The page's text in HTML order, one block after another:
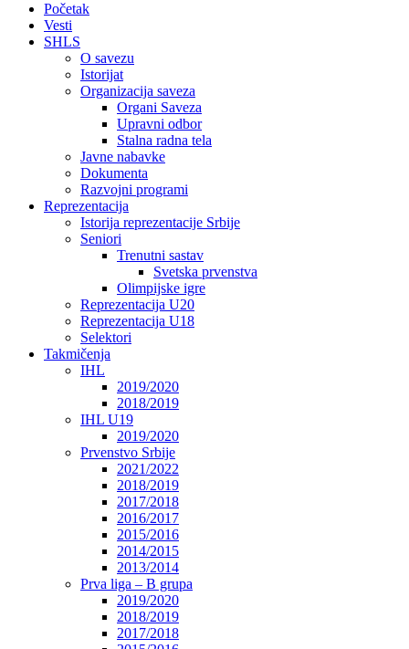
Početak
Vesti
SHLS
O savezu
Istorijat
Organizacija saveza
Organi Saveza
Upravni odbor
Stalna radna tela
Javne nabavke
Dokumenta
Razvojni programi
Reprezentacija
Istorija reprezentacije Srbije
Seniori
Trenutni sastav
Svetska prvenstva
Olimpijske igre
Reprezentacija U20
Reprezentacija U18
Selektori
Takmičenja
IHL
2019/2020
2018/2019
IHL U19
2019/2020
Prvenstvo Srbije
2021/2022
2018/2019
2017/2018
2016/2017
2015/2016
2014/2015
2013/2014
Prva liga – B grupa
2019/2020
2018/2019
2017/2018